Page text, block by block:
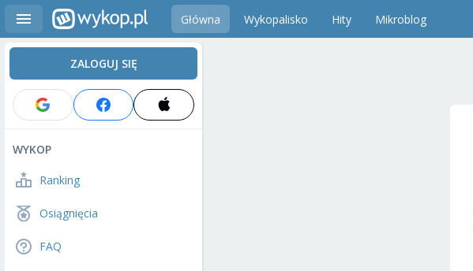
Główna Wykopalisko Hity Mikroblog
ZALOGUJ SIĘ
WYKOP
Ranking
Osiągnięcia
FAQ